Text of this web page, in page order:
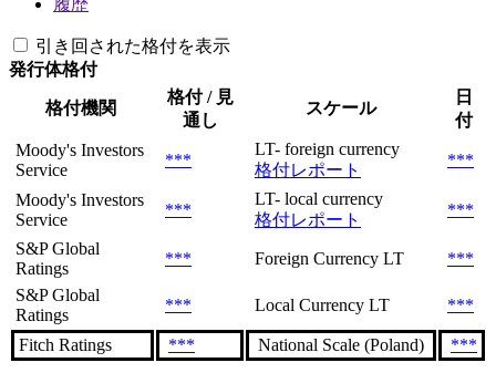
引き回された格付を表示
発行体格付
格付機関
格付 / 見
通し
スケール
日
付
Moody's Investors
Service
***
LT- foreign currency
格付レポート
***
Moody's Investors
Service
***
LT- local currency
格付レポート
***
S&P Global
Ratings
*** Foreign Currency LT
***
S&P Global
Ratings
*** Local Currency LT ***
Fitch Ratings *** National Scale (Poland) ***